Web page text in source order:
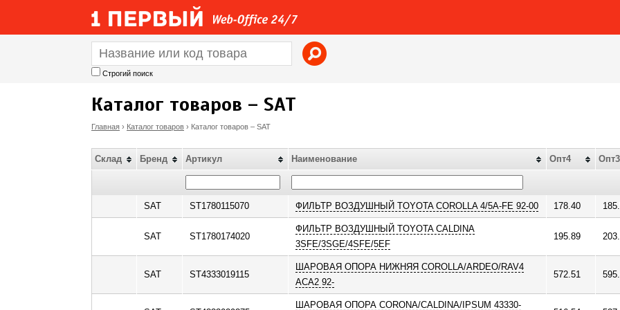
Строгий поиск
Каталог товаров – SAT
В
ы
с
Главная › Каталог товаров › Каталог товаров – SAT
Склад Бренд Артикул Наименование Опт4 Опт3
SAT ST1780115070 ФИЛЬТР ВОЗДУШНЫЙ TOYOTA COROLLA 4/5A-FE 92-00 178.40
SAT ST1780174020
ФИЛЬТР ВОЗДУШНЫЙ TOYOTA CALDINA
3SFE/3SGE/4SFE/5EF
195.89
SAT ST4333019115
ШАРОВАЯ ОПОРА НИЖНЯЯ COROLLA/ARDEO/RAV4
ACA2 92-
572.51
ШАРОВАЯ ОПОРА CORONA/CALDINA/IPSUM 43330-